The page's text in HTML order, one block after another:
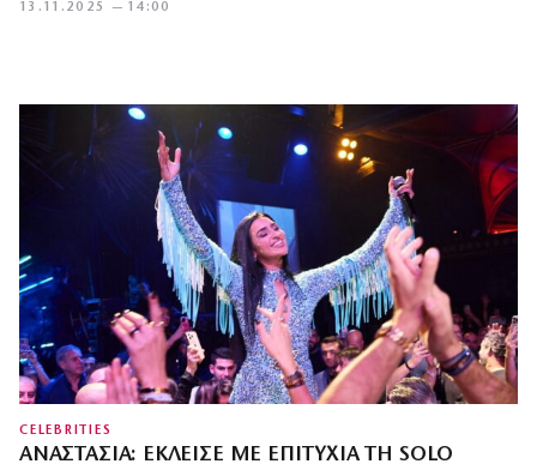
13.11.2025 — 14:00
CELEBRITIES
ΑΝΑΣΤΑΣΊΑ: ΈΚΛΕΙΣΕ ΜΕ ΕΠΙΤΥΧΊΑ ΤΗ SOLO